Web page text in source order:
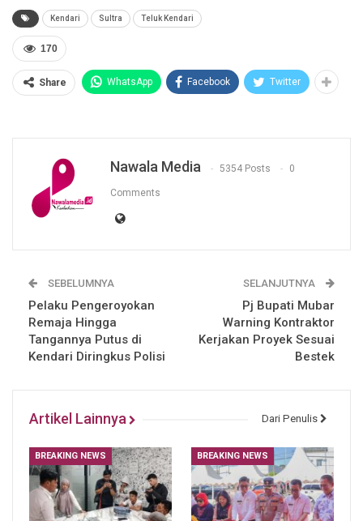
Kendari Sultra Teluk Kendari
170
Share WhatsApp Facebook Twitter
Nawala Media 5354 Posts 0
Comments
SEBELUMNYA
Pelaku Pengeroyokan
Remaja Hingga
Tangannya Putus di
Kendari Diringkus Polisi
SELANJUTNYA
Pj Bupati Mubar
Warning Kontraktor
Kerjakan Proyek Sesuai
Bestek
Artikel Lainnya Dari Penulis
BREAKING NEWS BREAKING NEWS